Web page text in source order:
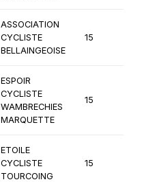
ASSOCIATION
CYCLISTE
BELLAINGEOISE
15
ESPOIR
CYCLISTE
WAMBRECHIES
MARQUETTE
15
ETOILE
CYCLISTE
TOURCOING
15